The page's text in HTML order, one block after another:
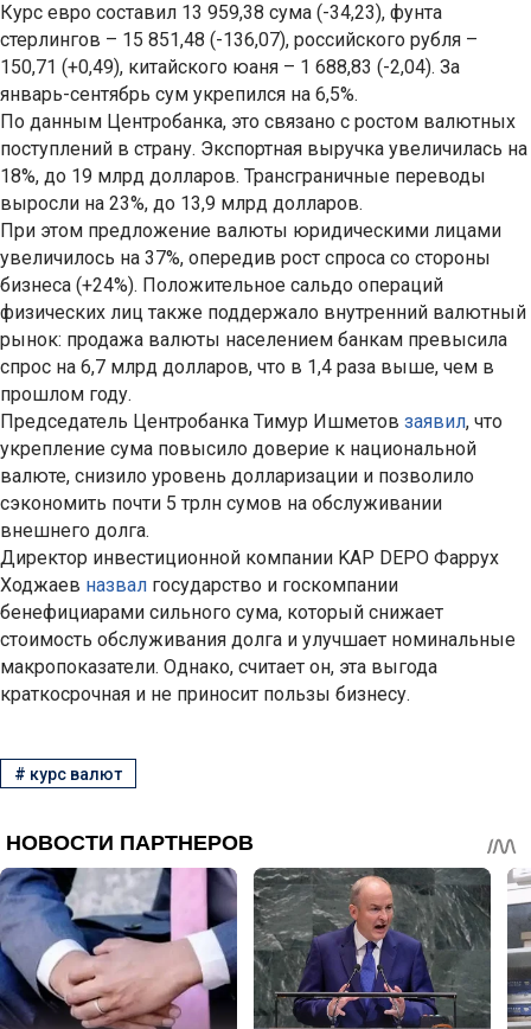
Курс евро составил 13 959,38 сума (-34,23), фунта
стерлингов – 15 851,48 (-136,07), российского рубля –
150,71 (+0,49), китайского юаня – 1 688,83 (-2,04). За
январь-сентябрь сум укрепился на 6,5%.
По данным Центробанка, это связано с ростом валютных
поступлений в страну. Экспортная выручка увеличилась на
18%, до 19 млрд долларов. Трансграничные переводы
выросли на 23%, до 13,9 млрд долларов.
При этом предложение валюты юридическими лицами
увеличилось на 37%, опередив рост спроса со стороны
бизнеса (+24%). Положительное сальдо операций
физических лиц также поддержало внутренний валютный
рынок: продажа валюты населением банкам превысила
спрос на 6,7 млрд долларов, что в 1,4 раза выше, чем в
прошлом году.
Председатель Центробанка Тимур Ишметов заявил, что
укрепление сума повысило доверие к национальной
валюте, снизило уровень долларизации и позволило
сэкономить почти 5 трлн сумов на обслуживании
внешнего долга.
Директор инвестиционной компании KAP DEPO Фаррух
Ходжаев назвал государство и госкомпании
бенефициарами сильного сума, который снижает
стоимость обслуживания долга и улучшает номинальные
макропоказатели. Однако, считает он, эта выгода
краткосрочная и не приносит пользы бизнесу.
# курс валют